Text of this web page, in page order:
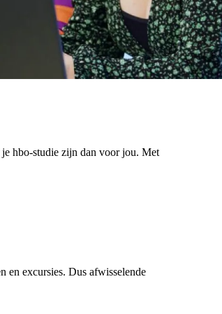
hbo-studie zijn dan voor jou. Met
en excursies. Dus afwisselende